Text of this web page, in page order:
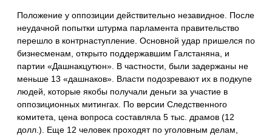
Положение у оппозиции действительно незавидное. После
неудачной попытки штурма парламента правительство
перешло в контрнаступление. Основной удар пришелся по
бизнесменам, открыто поддержавшим Галстаняна, и
партии «Дашнакцутюн». В частности, были задержаны не
меньше 13 «дашнаков». Власти подозревают их в подкупе
людей, которые якобы получали деньги за участие в
оппозиционных митингах. По версии Следственного
комитета, цена вопроса составляла 5 тыс. драмов (12
долл.). Еще 12 человек проходят по уголовным делам,